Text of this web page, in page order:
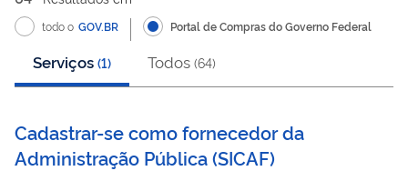
todo o GOV.BR Portal de Compras do Governo Federal
Serviços (1) Todos (64)
Cadastrar-se como fornecedor da
Administração Pública(SICAF)